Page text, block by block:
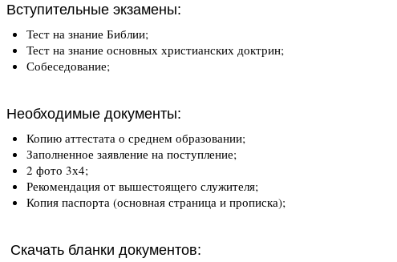
Вступительные экзамены:
Тест на знание Библии;
Тест на знание основных христианских доктрин;
Собеседование;
Необходимые документы:
Копию аттестата о среднем образовании;
Заполненное заявление на поступление;
2 фото 3х4;
Рекомендация от вышестоящего служителя;
Копия паспорта (основная страница и прописка);
Скачать бланки документов: